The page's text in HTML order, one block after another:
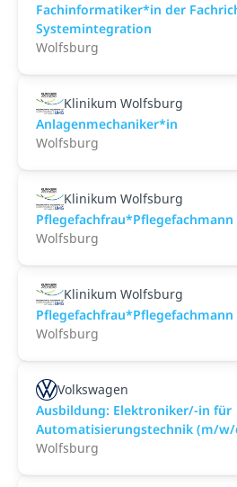
Fachinformatiker*in der
Systemintegration
Wolfsburg
Klinikum Wolfsburg
Anlagenmechaniker*in
Wolfsburg
Klinikum Wolfsburg
Pflegefachfrau*Pflegefachmann
Wolfsburg
Klinikum Wolfsburg
Pflegefachfrau*Pflegefachmann
Wolfsburg
Volkswagen
Ausbildung: Elektroniker/-in für
Automatisierungstechnik (m/w/
Wolfsburg